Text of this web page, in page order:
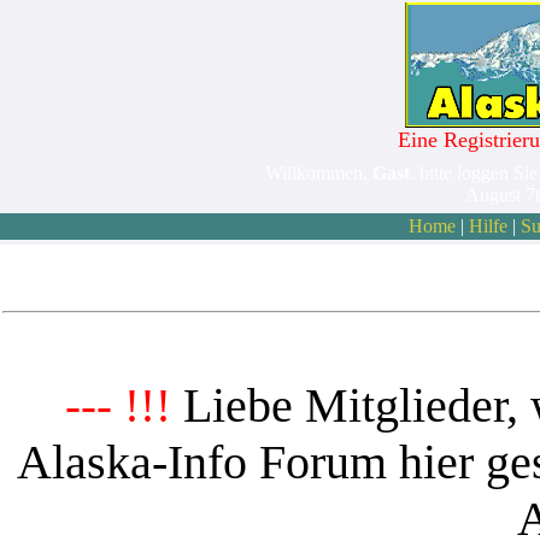
Eine
Home| Hilfe|
--- !!! Liebe Mitglieder,
Alaska-Info Forum hier